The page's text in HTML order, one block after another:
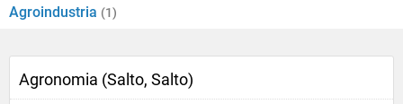
Agroindustria (1)
Agronomia (Salto, Salto)